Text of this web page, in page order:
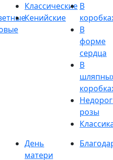
Классические
Кенийские
В
В
форме
сердца
В
розы
День
матери